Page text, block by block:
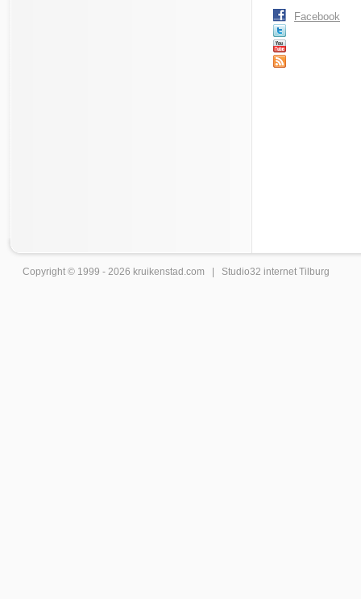
Facebook
Copyright © 1999 - 2026 kruikenstad .com | Studio32 internet Tilburg